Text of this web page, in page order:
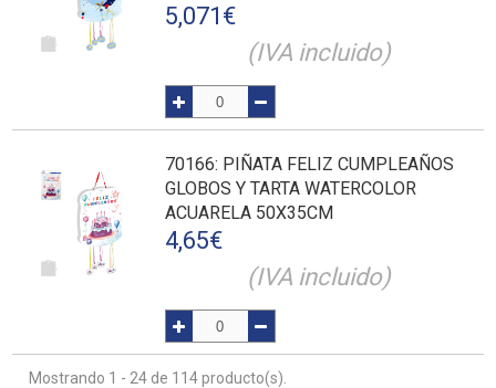
5,071 €
(IVA incluido)
70166: PIÑATA FELIZ CUMPLEAÑOS
GLOBOS Y TARTA WATERCOLOR
ACUARELA 50X35CM
4,65€
(IVA incluido)
Mostrando 1 - 24 de 114 producto(s).